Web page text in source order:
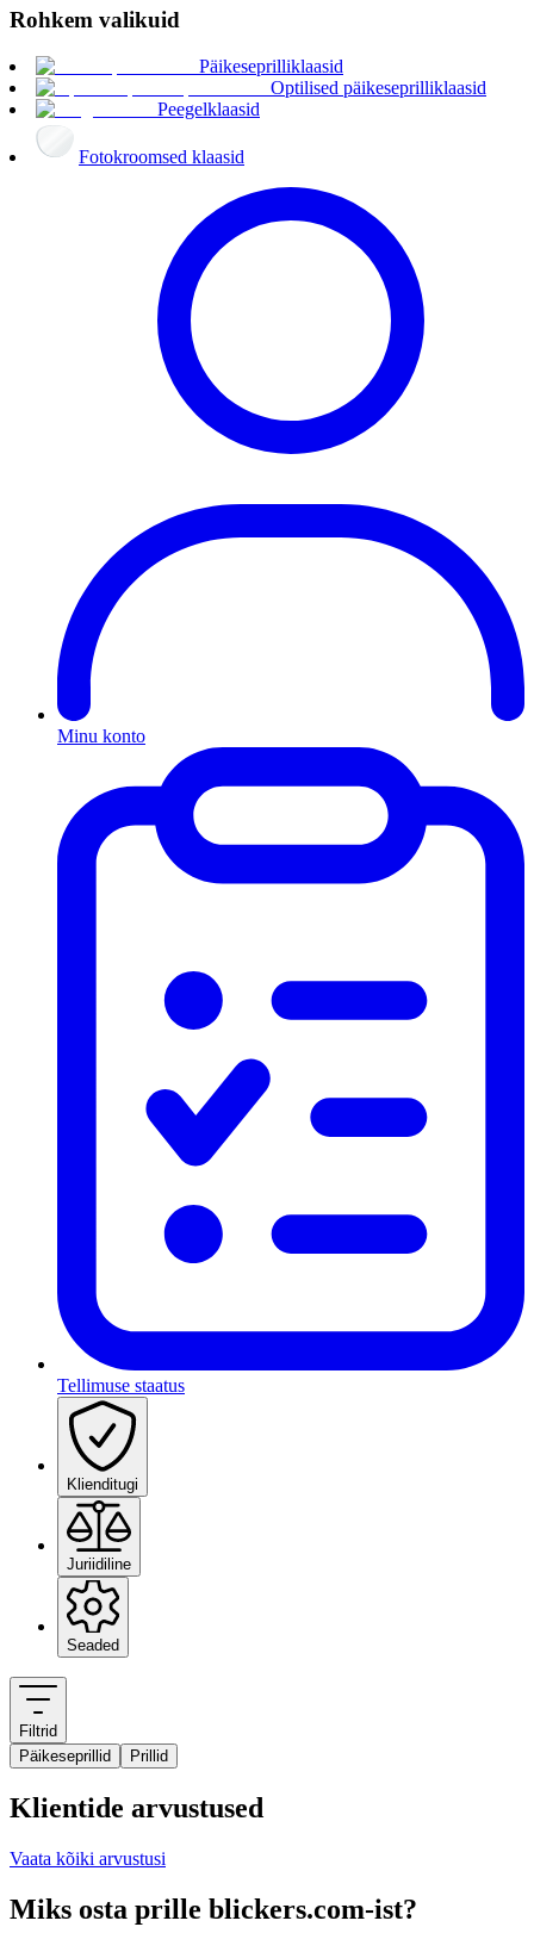
Rohkem valikuid
Päikeseprilliklaasid
Optilised päikeseprilliklaasid
Peegelklaasid
Fotokroomsed klaasid
Minu konto
Tellimuse staatus
Klienditugi
Juriidiline
Seaded
Filtrid
Päikeseprillid
Prillid
Klientide arvustused
Vaata kõiki arvustusi
Miks osta prille blickers.com-ist?